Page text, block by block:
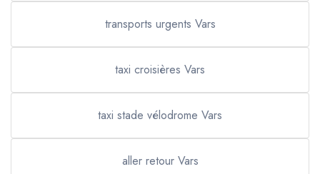
transports urgents Vars
taxi croisières Vars
taxi stade vélodrome Vars
aller retour Vars